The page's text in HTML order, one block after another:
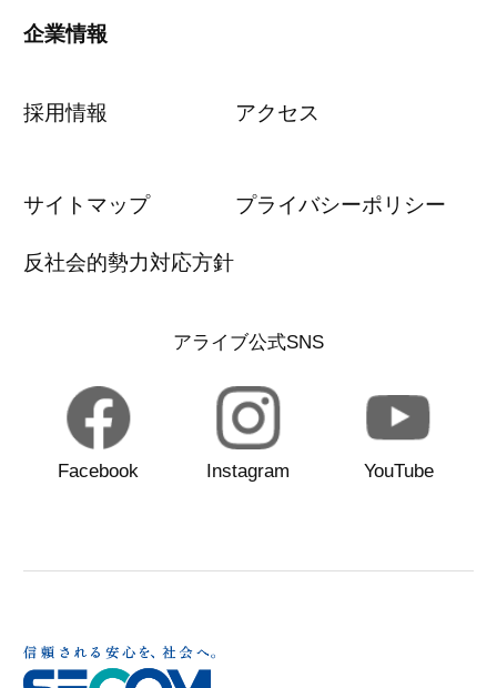
企業情報
採用情報 アクセス
サイトマップ プライバシーポリシー
反社会的勢力対応方針
アライブ公式SNS
Facebook Instagram YouTube